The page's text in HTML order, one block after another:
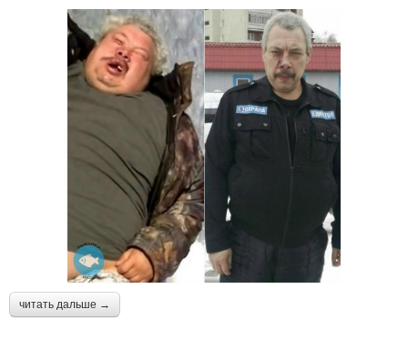
читать дальше →